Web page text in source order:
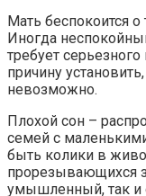
Мать беспокоится
Иногда
требует
причину
невозможно.
Плохой сон –
семей с
быть колики в
прорезывающихся
умышленный, так и